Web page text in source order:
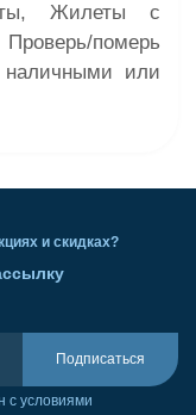
Жилеты с
померь
наличными или
и скидках?
Подписаться
с условиями